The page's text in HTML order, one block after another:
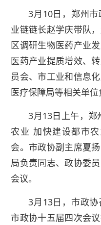
3月10日，郑州
业链链长赵学庆带队
区调研生物医药产业
医药产业提质增效、
员会、市工业和信息
医疗保障局等相关单位
3月13日上午，郑
农业 加快建设都市
会。市政协副主席夏
局负责同志、政协委
会议。
3月13日，市政
市政协十五届四次会